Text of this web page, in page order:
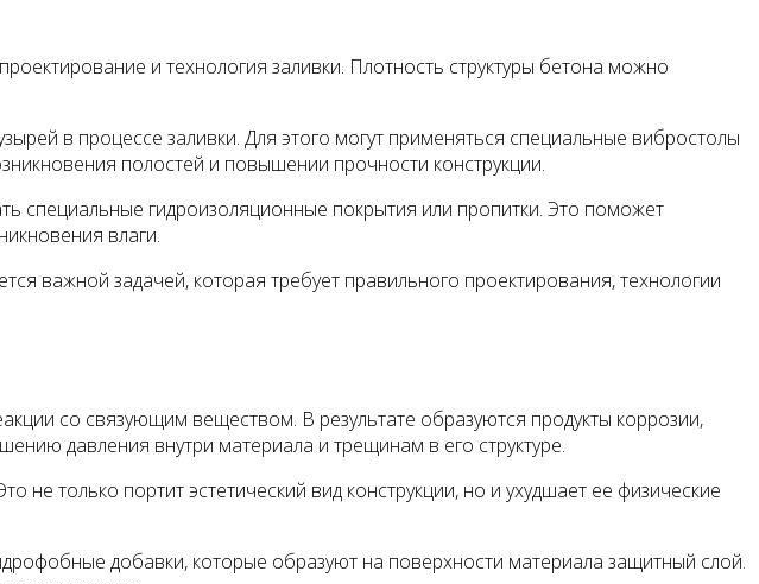
и технология заливки. Плотность структуры бетона можно
в процессе заливки. Для этого могут применяться специальные вибростолы
полостей и повышении прочности конструкции.
специальные гидроизоляционные покрытия или пропитки. Это поможет
влаги.
важной задачей, которая требует правильного проектирования, технологии
со связующим веществом. В результате образуются продукты коррозии,
давления внутри материала и трещинам в его структуре.
только портит эстетический вид конструкции, но и ухудшает ее физические
добавки, которые образуют на поверхности материала защитный слой.